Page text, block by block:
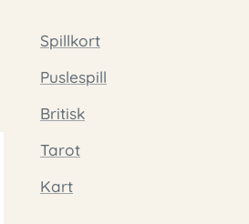
Spillkort
Puslespill
Britisk
Tarot
Kart